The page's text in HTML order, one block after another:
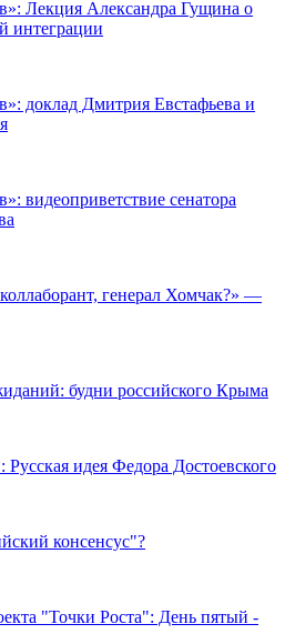
Лекция Александра Гущина о
интеграции
доклад Дмитрия Евстафьева и
видеоприветствие сенатора
генерал Хомчак?» —
будни российского Крыма
Русская идея Федора Достоевского
консенсус"?
"Точки Роста": День пятый -